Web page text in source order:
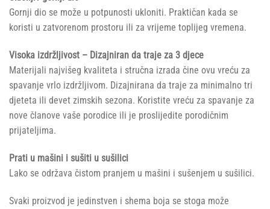
Gornji dio se može u potpunosti ukloniti. Praktičan kada se
koristi u zatvorenom prostoru ili za vrijeme toplijeg vremena.
Visoka izdržljivost – Dizajniran da traje za 3 djece
Materijali najvišeg kvaliteta i stručna izrada čine ovu vreću za
spavanje vrlo izdržljivom. Dizajnirana da traje za minimalno tri
djeteta ili devet zimskih sezona. Koristite vreću za spavanje za
nove članove vaše porodice ili je proslijedite porodičnim
prijateljima.
Prati u mašini i sušiti u sušilici
Lako se održava čistom pranjem u mašini i sušenjem u sušilici.
Svaki proizvod je jedinstven i shema boja se stoga može